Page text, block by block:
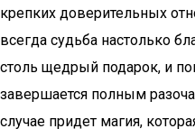
крепких доверительных
всегда судьба настолько
столь щедрый подарок, и
завершается полным
случае придет магия,